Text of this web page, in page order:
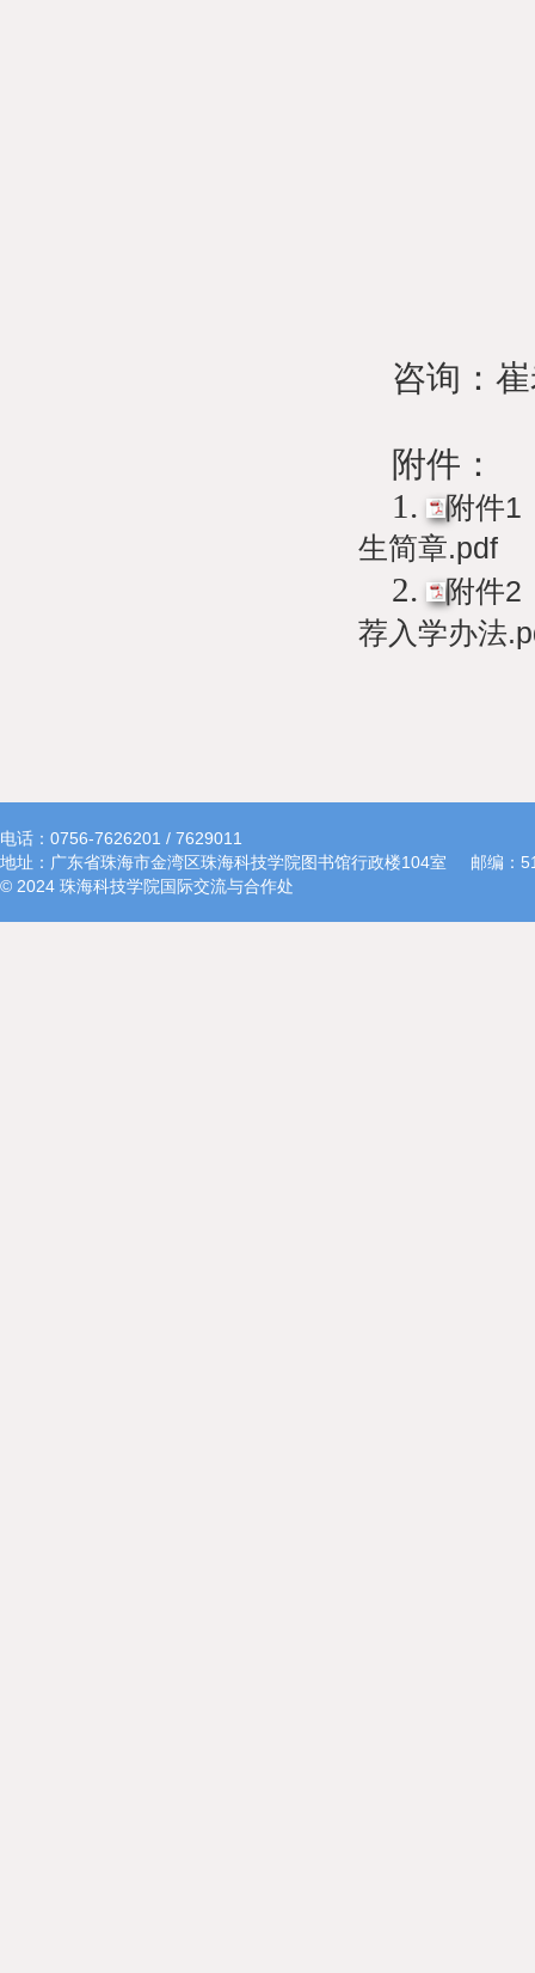
咨询：
附件：
1. 附件1
生简章.pdf
2. 附件2
荐入学办法
电话：0756-7626201 / 7629011
地址：广东省珠海市金湾区珠海科技学院图书馆行政楼104室
邮编：
© 2024 珠海科技学院国际交流与合作处